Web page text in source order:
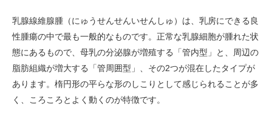
乳腺線維腺腫（にゅうせんせんいせんしゅ）は、乳房にできる良
性腫瘍の中で最も一般的なものです。正常な乳腺細胞が腫れた状
態にあるもので、母乳の分泌腺が増殖する「管内型」と、周辺の
脂肪組織が増大する「管周囲型」、その2つが混在したタイプが
あります。楕円形の平らな形のしこりとして感じられることが多
く、ころころとよく動くのが特徴です。